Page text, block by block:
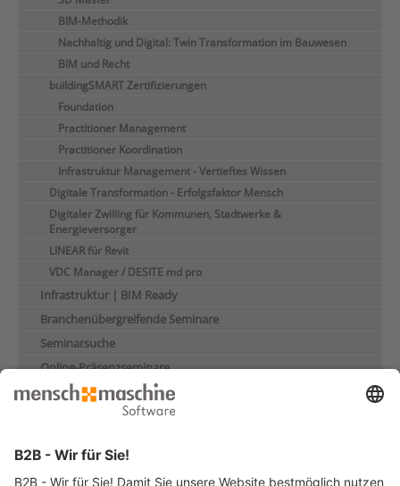
BIM-Methodik
Nachhaltig und Digital: Twin Transformation im Bauwesen
BIM und Recht
buildingSMART Zertifizierungen
Foundation
Practitioner Management
Practitioner Koordination
Infrastruktur Management - Vertieftes Wissen
Digitale Transformation - Erfolgsfaktor Mensch
Digitaler Zwilling für Kommunen, Stadtwerke &
Energieversorger
LINEAR für Revit
VDC Manager / DESITE md pro
Infrastruktur | BIM Ready
Branchenübergreifende Seminare
Seminarsuche
Online-Präsenzseminare
Individualseminare
Seminare für Studium/Ausbildung
e-Learnings